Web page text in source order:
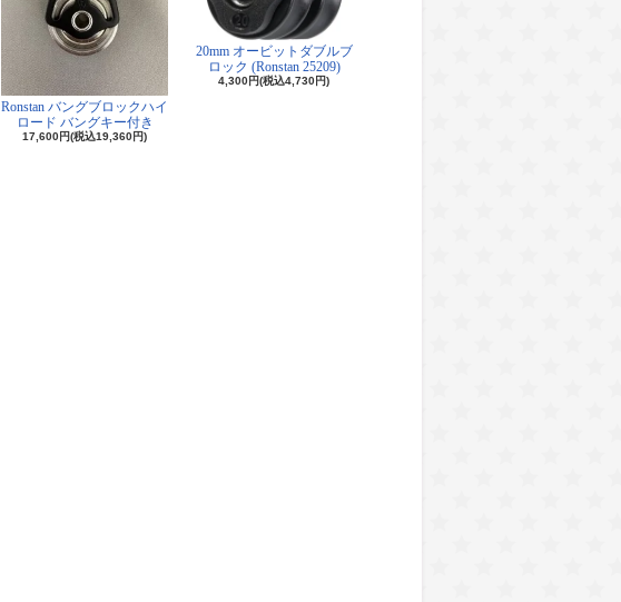
Ronstan バングブロックハイ
ロード バングキー付き
17,600円(税込19,360円)
20mm オービットダブルブ
ロック (Ronstan 25209)
4,300円(税込4,730円)